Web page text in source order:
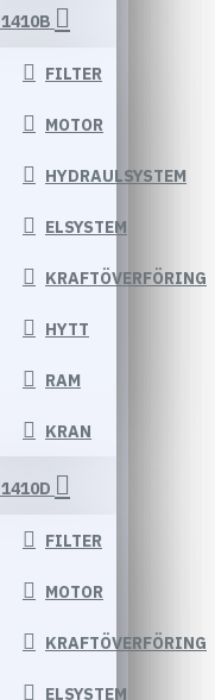
1410B
FILTER
MOTOR
HYDRAULSYSTEM
ELSYSTEM
KRAFTÖVERFÖRING
HYTT
RAM
KRAN
1410D
FILTER
MOTOR
KRAFTÖVERFÖRING
ELSYSTEM